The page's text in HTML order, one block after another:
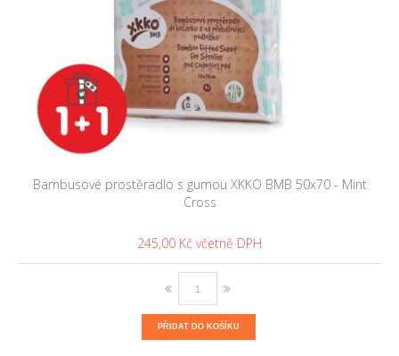
Bambusové prostěradlo s gumou XKKO BMB 50x70 - Mint
Cross
245,00 Kč
PŘIDAT DO KOŠÍKU